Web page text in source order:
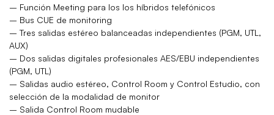
– Función Meeting para los los híbridos telefónicos
– Bus CUE de monitoring
– Tres salidas estéreo balanceadas independientes (PGM, UTL,
AUX)
– Dos salidas digitales profesionales AES/EBU independientes
(PGM, UTL)
– Salidas audio estéreo, Control Room y Control Estudio, con
selección de la modalidad de monitor
– Salida Control Room mudable